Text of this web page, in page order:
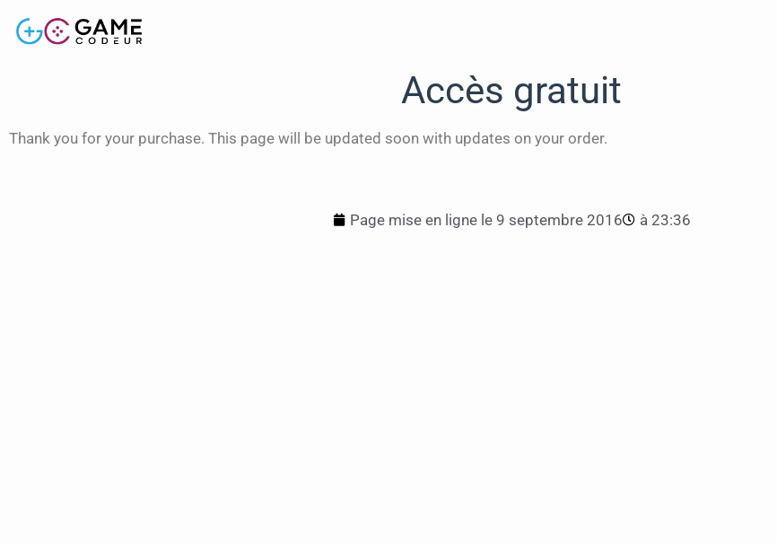
Accès gratuit
Thank you for your purchase. This page will be updated soon with updates on your order.
Page mise en ligne le 9 septembre 2016 à 23:36